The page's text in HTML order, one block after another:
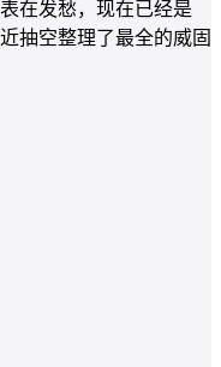
在发愁，现在已经是
抽空整理了最全的威固